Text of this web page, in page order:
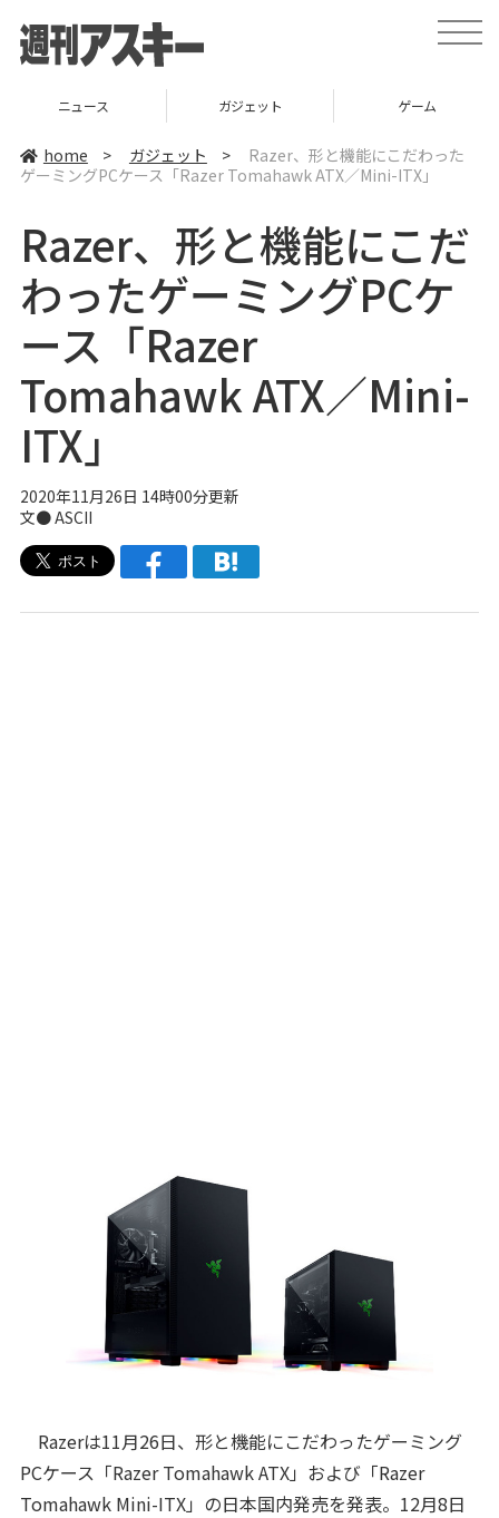
t
o
v
t
i
o
ニュース ガジェット ゲーム
home > ガジェット >
Razer、形と機能にこだわった
ゲーミングPCケース「Razer Tomahawk ATX／Mini-ITX」
Razer、形と機能にこだ
わったゲーミングPCケ
ース「Razer
Tomahawk ATX／Mini-
ITX」
2020年11月26日 14時00分更新
文● ASCII
Razerは11月26日、形と機能にこだわったゲーミング
PCケース「Razer Tomahawk ATX」および「Razer
Tomahawk Mini-ITX」の日本国内発売を発表。12月8日